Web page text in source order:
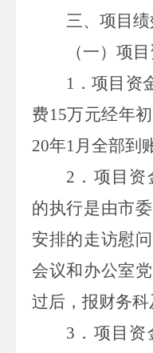
三、项目
（一）项
1．项目资
费15万元经年
20年1月全部到
2．项目资
的执行是由市委
安排的走访慰
会议和办公室
过后，报财务科
3．项目资